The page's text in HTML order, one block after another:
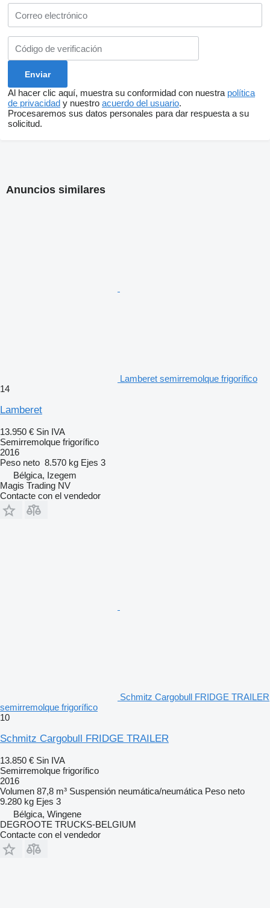
Al hacer clic aquí, muestra su conformidad con nuestra política
de privacidad y nuestro acuerdo del usuario.
Procesaremos sus datos personales para dar respuesta a su
solicitud.
Anuncios similares
Lamberet semirremolque frigorífico
14
Lamberet
13.950 € Sin IVA
Semirremolque frigorífico
2016
Peso neto 8.570 kg Ejes 3
Bélgica, Izegem
Magis Trading NV
Contacte con el vendedor
Schmitz Cargobull FRIDGE TRAILER
semirremolque frigorífico
10
Schmitz Cargobull FRIDGE TRAILER
13.850 € Sin IVA
Semirremolque frigorífico
2016
Volumen 87,8 m³ Suspensión neumática/neumática Peso neto
9.280 kg Ejes 3
Bélgica, Wingene
DEGROOTE TRUCKS-BELGIUM
Contacte con el vendedor